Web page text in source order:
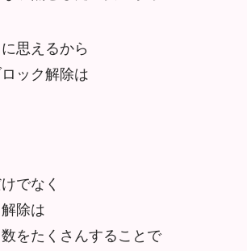
思えるから
ック解除は
でなく
除は
をたくさんすることで